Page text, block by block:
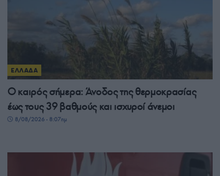
ΕΛΛΑΔΑ
Ο καιρός σήμερα: Άνοδος της θερμοκρασίας
έως τους 39 βαθμούς και ισχυροί άνεμοι
8/08/2026 - 8:07πμ